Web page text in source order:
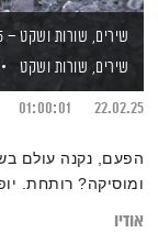
שירים, שורות ושקט – 22.2.25
שירים, שורות ושקט
22.02.25
01:00:01
הפעם, נקנה עולם
ומוסיקה? רותחת.
אודיו